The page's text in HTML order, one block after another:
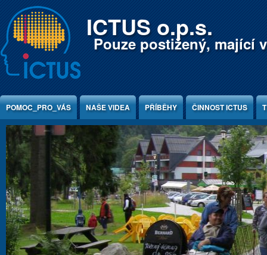
Jump to Content ICTUS o.p.s.
Pouze postižený, mající
POMOC_PRO_VÁS NAŠE VIDEA PŘÍBĚHY ČINNOST ICTUS